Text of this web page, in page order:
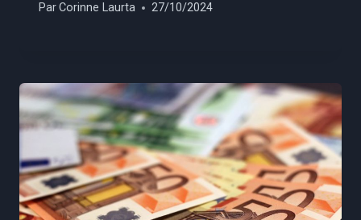
ParCorinne Laurta 27/10/2024